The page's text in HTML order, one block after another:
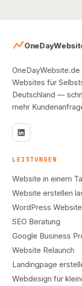
Websites für
Deutschland —
mehr
LEISTUNGEN
Website in einem
Website erstellen
WordPress
SEO Beratung
Google Business
Website Relaunch
Landingpage
Webdesign für